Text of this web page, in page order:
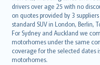
drivers over age 25 with no
on quotes provided by 3
standard SUV in London, Berlin,
For Sydney and Auckland we
motorhomes under the same
coverage for the selected dates
motorhomes.